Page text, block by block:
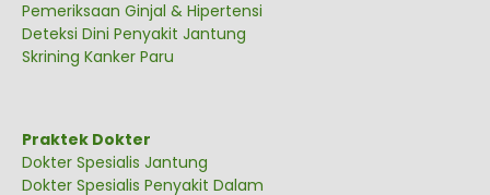
Pemeriksaan Ginjal & Hipertensi
Deteksi Dini Penyakit Jantung
Skrining Kanker Paru
Praktek Dokter
Dokter Spesialis Jantung
Dokter Spesialis Penyakit Dalam